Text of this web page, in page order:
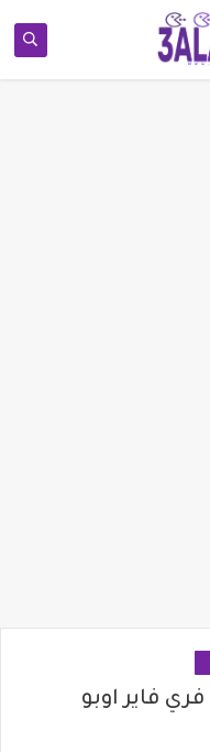
فاير اوبو